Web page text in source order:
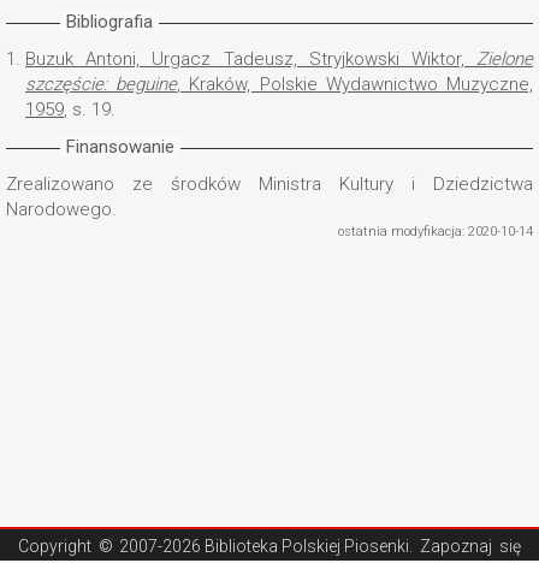
Bibliografia
1. Buzuk Antoni, Urgacz Tadeusz, Stryjkowski Wiktor, Zielone
szczęście: beguine, Kraków, Polskie Wydawnictwo Muzyczne,
1959, s. 19.
Finansowanie
Zrealizowano ze środków Ministra Kultury i Dziedzictwa
Narodowego.
ostatnia modyfikacja: 2020-10-14
Copyright © 2007-2026 Biblioteka Polskiej Piosenki . Zapoznaj się